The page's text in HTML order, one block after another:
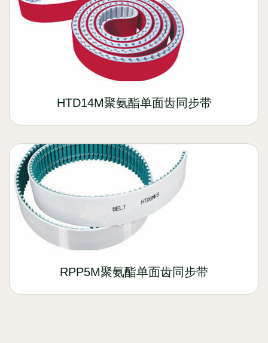
HTD14M聚氨酯单面齿同步带
RPP5M聚氨酯单面齿同步带